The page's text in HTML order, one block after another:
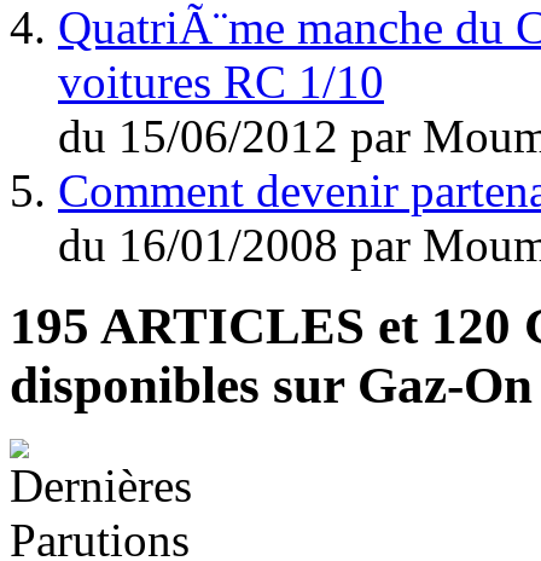
QuatriÃ¨me manche du
voitures RC 1/10
du 15/06/2012 par
Comment devenir
du 16/01/2008 par
195 ARTICLES et 120
disponibles sur Gaz-